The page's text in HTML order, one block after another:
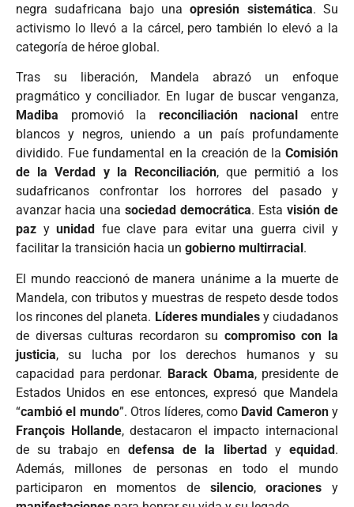
negra sudafricana bajo unaopresión sistemática. Su
activismo lo llevó a la cárcel, pero también lo elevó a la
categoría de héroe global.
Tras su liberación, Mandela abrazó un enfoque
pragmático y conciliador. En lugar de buscar venganza,
Madiba promovió la reconciliación nacional
entre
blancos y negros, uniendo a un país profundamente
dividido. Fue fundamental en la creación de la Comisión
de la Verdad y la Reconciliación, que permitió a los
sudafricanos confrontar los horrores del pasado y
avanzar hacia una sociedad democrática. Esta visión de
paz yunidad
fue clave para evitar una guerra civil y
facilitar la transición hacia un gobierno multirracial .
El mundo reaccionó de manera unánime a la muerte de
Mandela, con tributos y muestras de respeto desde todos
los rincones del planeta. Líderes mundialesy ciudadanos
de diversas culturas recordaron su compromiso con la
justicia, su lucha por los derechos humanos y su
capacidad para perdonar. Barack Obama, presidente de
Estados Unidos en ese entonces, expresó que Mandela
“cambió el mundo”. Otros líderes, como David Camerony
François Hollande, destacaron el impacto internacional
de su trabajo en defensa de la libertadyequidad.
Además, millones de personas en todo el mundo
participaron en momentos de silencio,oraciones y